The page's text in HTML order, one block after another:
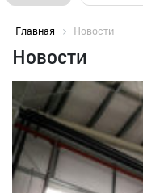
Главная Новости
Новости